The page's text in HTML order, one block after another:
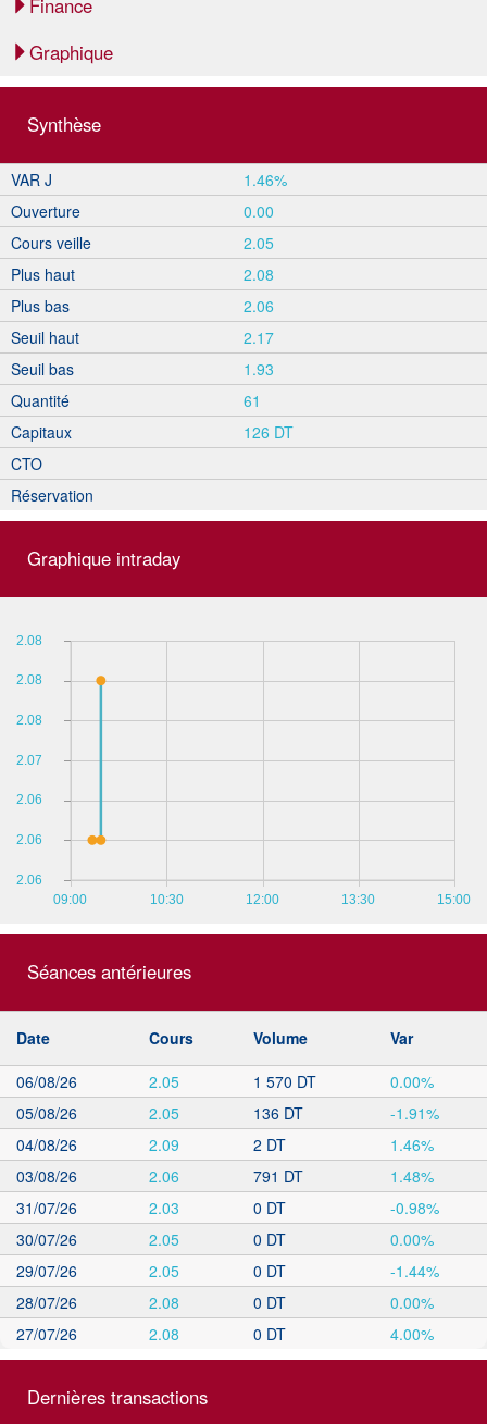
Finance
Graphique
Synthèse
VAR J
1.46%
Ouverture
0.00
Cours veille
2.05
Plus haut
2.08
Plus bas
2.06
Seuil haut
2.17
Seuil bas
1.93
Quantité
61
Capitaux
126 DT
CTO
Réservation
Graphique intraday
09:00 10:30 12:00 13:30 15:00
2.06
2.06
2.06
2.07
2.08
2.08
2.08
Séances antérieures
Date Cours Volume
Var
06/08/26
2.05 1 570 DT
0.00%
05/08/26
2.05 136 DT
-1.91%
04/08/26
2.09 2 DT
1.46%
03/08/26
2.06 791 DT
1.48%
31/07/26
2.03 0 DT
-0.98%
30/07/26
2.05 0 DT
0.00%
29/07/26
2.05 0 DT
-1.44%
28/07/26
2.08 0 DT
0.00%
27/07/26
2.08 0 DT 4.00%
Dernières transactions